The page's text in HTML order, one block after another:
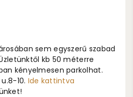
sem egyszerű szabad
kb 50 méterre
kényelmesen parkolhat.
10. Ide kattintva